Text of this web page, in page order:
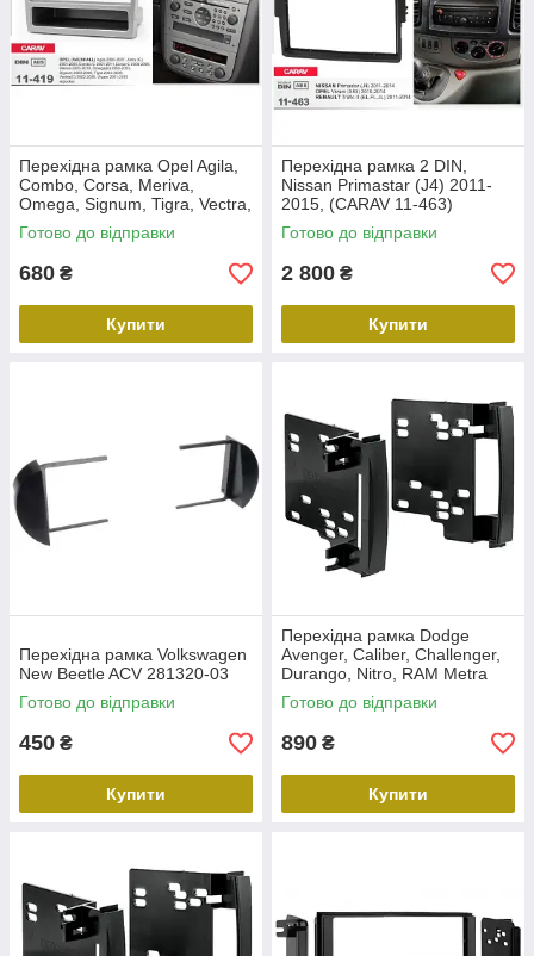
Перехідна рамка Opel Agila,
Combo, Corsa, Meriva,
Omega, Signum, Tigra, Vectra,
Vivaro Carav 11-419
Готово до відправки
680 ₴
Купити
Перехідна рамка 2 DIN,
Nissan Primastar (J4) 2011-
2015, (CARAV 11-463)
Готово до відправки
2 800 ₴
Купити
Перехідна рамка Volkswagen
New Beetle ACV 281320-03
Готово до відправки
450 ₴
Купити
Перехідна рамка Dodge
Avenger, Caliber, Challenger,
Durango, Nitro, RAM Metra
95-6511
Готово до відправки
890 ₴
Купити